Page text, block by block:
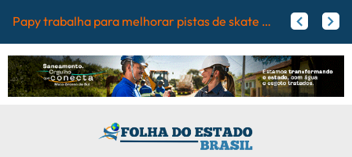
Papy trabalha para melhorar pistas de skate com participação ativa de esportistas da Capital
Agosto Lilás: Maicon Nogueira fortalece a defesa das mulheres com leis e projetos de proteção em Campo Grande